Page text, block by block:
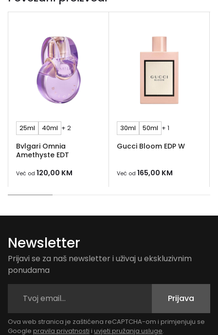
25ml 40ml + 2
Bvlgari Omnia
Amethyste EDT
Već od 120,00 KM
30ml 50ml + 1
Gucci Bloom EDP W
Već od 165,00 KM
Newsletter
Prijavi se za naš newsletter i uživaj u ekskluzivnim
ponudama
Prijava
Ova web stranica je zaštićena reCAPTCHA-om i primjenjuju se
Google pravila privatnosti i uvjeti pružanja usluge.